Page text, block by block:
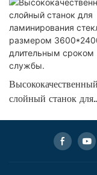
слойный станок для
длительным сроком